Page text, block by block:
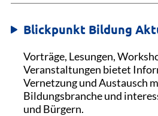
Blickpunkt Bildung
Vorträge, Lesungen,
Veranstaltungen bietet
Vernetzung und Austausch
Bildungsbranche und
und Bürgern.